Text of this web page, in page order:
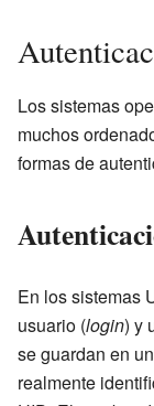
Los sistemas
muchos
formas de
En los sistemas
usuario (login) y
se guardan en
realmente